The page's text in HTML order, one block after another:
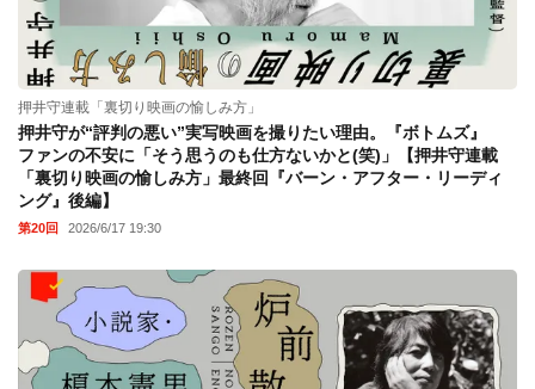
押井守連載「裏切り映画の愉しみ方」
押井守が“評判の悪い”実写映画を撮りたい理由。『ボトムズ』
ファンの不安に「そう思うのも仕方ないかと(笑)」【押井守連載
「裏切り映画の愉しみ方」最終回『バーン・アフター・リーディ
ング』後編】
第20回 2026/6/17 19:30